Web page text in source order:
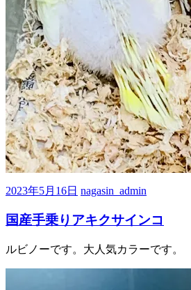
2023年5月16日 nagasin_admin
国産手乗りアキクサインコ
ルビノーです。大人気カラーです